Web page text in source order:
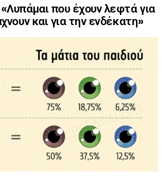
που έχουν λεφτά για
και για την ενδέκατη»